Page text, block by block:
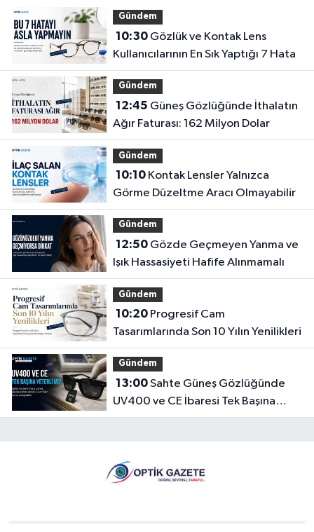
Gündem
10:30Gözlük ve Kontak Lens
Kullanıcılarının En Sık Yaptığı 7 Hata
Gündem
12:45
Ağır Faturası: 162 Milyon Dolar
Gündem
10:10Kontak Lensler Yalnızca
Görme Düzeltme Aracı Olmayabilir
Gündem
12:50Gözde Geçmeyen Yanma ve
Işık Hassasiyeti Hafife Alınmamalı
Gündem
10:20Progresif Cam
Tasarımlarında Son 10 Yılın Yenilikleri
Gündem
13:00Sahte Güneş Gözlüğünde
UV400 ve CE İbaresi Tek Başına
Yeterli mi?